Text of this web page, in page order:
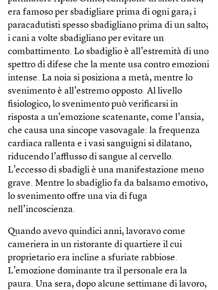
era famoso per sbadigliare prima di ogni gara; i
paracadutisti spesso sbadigliano prima di un salto;
i cani a volte sbadigliano per evitare un
combattimento. Lo sbadiglio è all’estremità di uno
spettro di difese che la mente usa contro emozioni
intense. La noia si posiziona a metà, mentre lo
svenimento è all’estremo opposto. Al livello
fisiologico, lo svenimento può verificarsi in
risposta a un’emozione scatenante, come l’ansia,
che causa una sincope vaso­vagale: la frequenza
cardiaca rallenta e i vasi sanguigni si dilatano,
riducendo l’afflusso di sangue al cervello.
L’eccesso di sbadigli è una manifestazione meno
grave. Mentre lo sbadiglio fa da balsamo emotivo,
lo svenimento offre una via di fuga
nell’incoscienza.
Quando avevo quindici anni, lavoravo come
cameriera in un ristorante di quartiere il cui
proprietario era incline a sfuriate rabbiose.
L’emozione dominante tra il personale era la
paura. Una sera, dopo alcune settimane di lavoro,